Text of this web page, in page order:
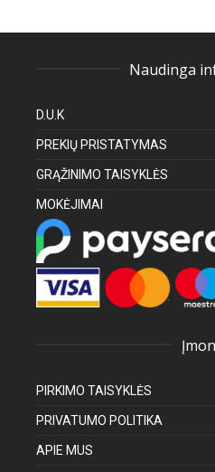
Naudinga
D.U.K
PREKIŲ PRISTATYMAS
GRĄŽINIMO TAISYKLĖS
MOKĖJIMAI
PIRKIMO TAISYKLĖS
PRIVATUMO POLITIKA
APIE MUS